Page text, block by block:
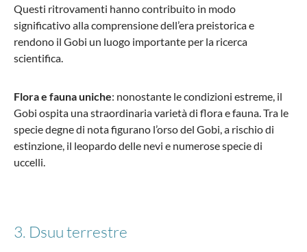
-46%
Questi ritrovamenti hanno contribuito in modo
significativo alla comprensione dell’era preistorica e
rendono il Gobi un luogo importante per la ricerca
scientifica.
Flora e fauna uniche: nonostante le condizioni estreme, il
Gobi ospita una straordinaria varietà di flora e fauna. Tra le
specie degne di nota figurano l’orso del Gobi, a rischio di
estinzione, il leopardo delle nevi e numerose specie di
uccelli.
3. Dsuu terrestre